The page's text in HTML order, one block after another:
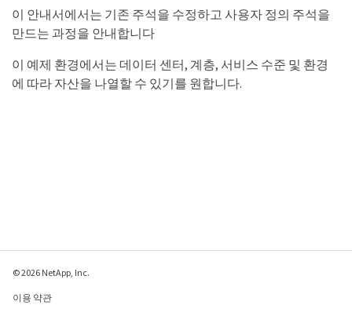
이 안내서에서는 기존 주석을 수정하고 사용자 정의 주석을
만드는 과정을 안내합니다
이 예제 환경에서는 데이터 센터, 계층, 서비스 수준 및 환경
에 따라 자산을 나열할 수 있기를 원합니다.
© 2026 NetApp, Inc.
이용 약관